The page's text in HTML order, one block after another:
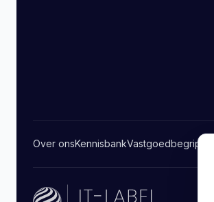
Over onsKennisbankVastgoedbegrippen